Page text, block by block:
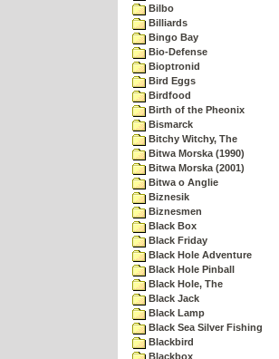
Bilbo
Billiards
Bingo Bay
Bio-Defense
Bioptronid
Bird Eggs
Birdfood
Birth of the Pheonix
Bismarck
Bitchy Witchy, The
Bitwa Morska (1990)
Bitwa Morska (2001)
Bitwa o Anglie
Biznesik
Biznesmen
Black Box
Black Friday
Black Hole Adventure
Black Hole Pinball
Black Hole, The
Black Jack
Black Lamp
Black Sea Silver Fishing
Blackbird
Blackbox